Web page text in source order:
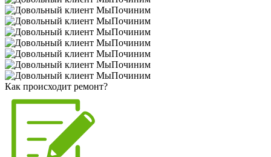
Как происходит ремонт?